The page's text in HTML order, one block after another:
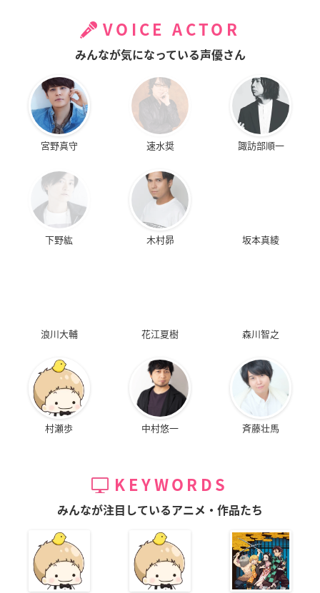
VOICE ACTOR
みんなが気になっている声優さん
宮野真守 速水奨 諏訪部順一
下野紘 木村昴 坂本真綾
浪川大輔 花江夏樹 森川智之
村瀬歩 中村悠一 斉藤壮馬
KEYWORDS
みんなが注目しているアニメ・作品たち